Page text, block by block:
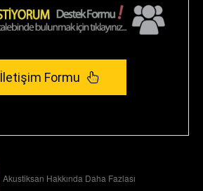
İletişim Formu
Akustiksan Hakkında Daha Fazlası